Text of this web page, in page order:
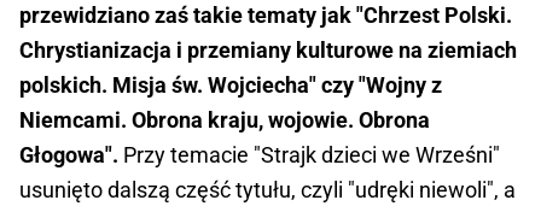
przewidziano zaś takie tematy jak "Chrzest Polski.
Chrystianizacja i przemiany kulturowe na ziemiach
polskich. Misja św. Wojciecha" czy "Wojny z
Niemcami. Obrona kraju, wojowie. Obrona
Głogowa". Przy temacie "Strajk dzieci we Wrześni"
usunięto dalszą część tytułu, czyli "udręki niewoli", a